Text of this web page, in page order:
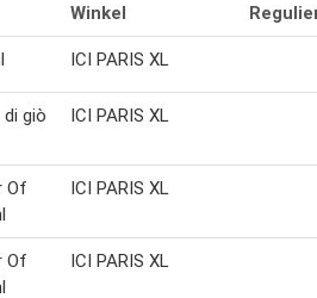
Winkel
ICI PARIS XL
giò
ICI PARIS XL
Of
ICI PARIS XL
Of
ICI PARIS XL